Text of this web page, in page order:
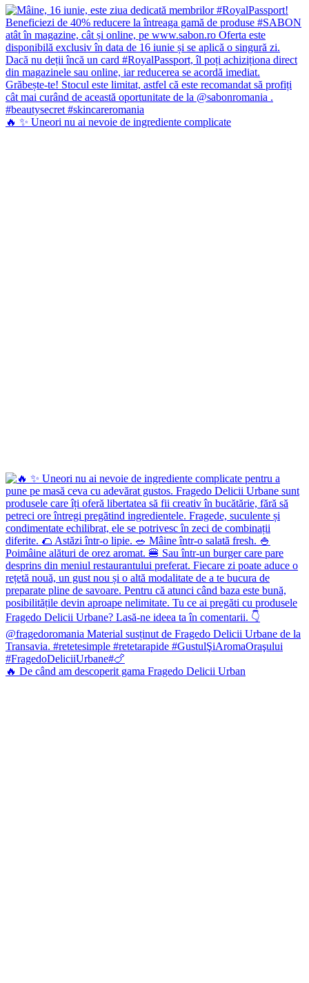
🔥 ✨ Uneori nu ai nevoie de ingrediente complicate
🔥 De când am descoperit gama Fragedo Delicii Urban